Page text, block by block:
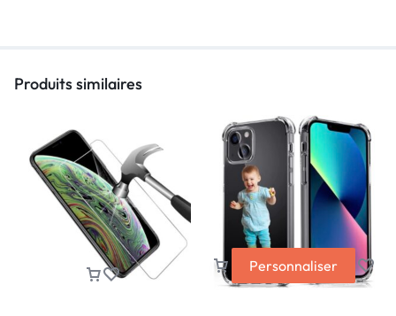
Produits similaires
Personnaliser